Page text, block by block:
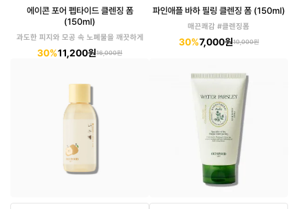
에이콘 포어 펩타이드 클렌징 폼
(150ml)
과도한 피지와 모공 속 노폐물을 깨끗하게
30%11,200원16,000원
파인애플 바하 필링 클렌징 폼 (150ml)
매끈쾌감 #클렌징폼
30%7,000원10,000원